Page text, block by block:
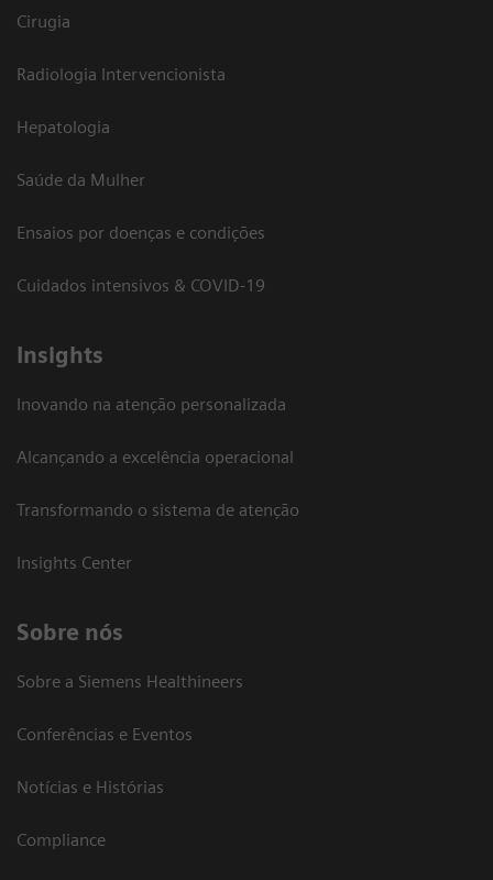
Cirugia
Radiologia Intervencionista
Hepatologia
Saúde da Mulher
Ensaios por doenças e condições
Cuidados intensivos & COVID-19
Insights
Inovando na atenção personalizada
Alcançando a excelência operacional
Transformando o sistema de atenção
Insights Center
Sobre nós
Sobre a Siemens Healthineers
Conferências e Eventos
Notícias e Histórias
Compliance